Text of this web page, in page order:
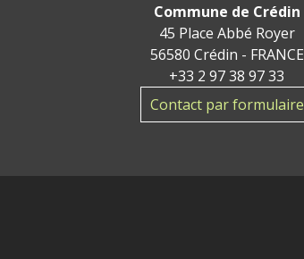
Commune de Crédin
45 Place Abbé Royer
56580 Crédin - FRANCE
+33 2 97 38 97 33
Contact par formulaire